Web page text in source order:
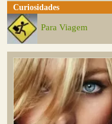
Curiosidades
Para Viagem